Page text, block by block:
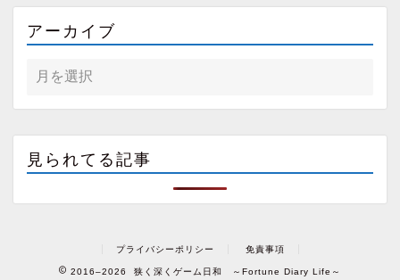
アーカイブ
見られてる記事
プライバシーポリシー 免責事項
2016–2026 狭く深くゲーム日和 ～Fortune Diary Life～